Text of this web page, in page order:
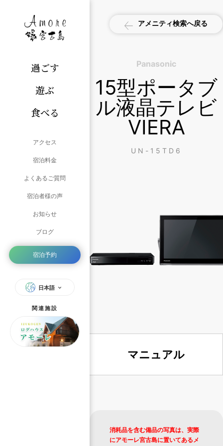
過ごす
遊ぶ
食べる
アクセス
宿泊料金
よくあるご質問
宿泊者様の声
お知らせ
ブログ
宿泊予約
日本語
関連施設
アメニティ検索へ戻る
Panasonic
15型ポータブ
ル液晶テレビ
VIERA
UN-15TD6
マニュアル
消耗品を含む備品の写真は、実際
にアモーレ宮古島に置いてあるメ